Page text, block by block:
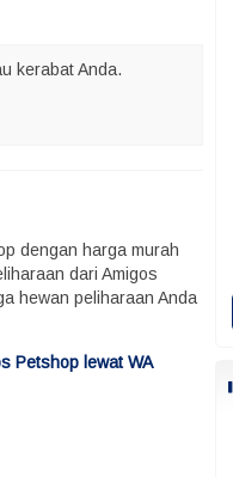
kerabat Anda.
dengan harga murah
dari Amigos
hewan peliharaan Anda
Petshop lewat WA